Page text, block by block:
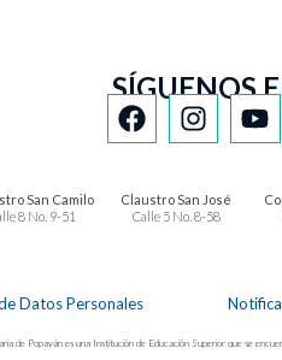
SÍGUENOS
San Camilo
8 No. 9-51
Claustro San José
Calle 5 No. 8-58
Datos Personales
de Popayán es una Institución de Educación Superior que se